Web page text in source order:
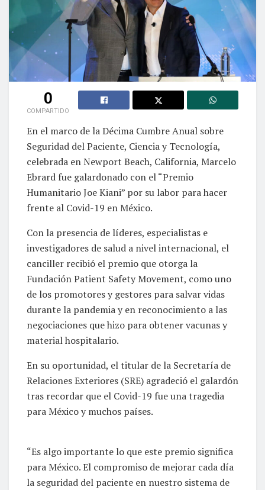
0
COMPARTIDO
En el marco de la Décima Cumbre Anual sobre
Seguridad del Paciente, Ciencia y Tecnología,
celebrada en Newport Beach, California, Marcelo
Ebrard fue galardonado con el “Premio
Humanitario Joe Kiani” por su labor para hacer
frente al Covid-19 en México.
Con la presencia de líderes, especialistas e
investigadores de salud a nivel internacional, el
canciller recibió el premio que otorga la
Fundación Patient Safety Movement, como uno
de los promotores y gestores para salvar vidas
durante la pandemia y en reconocimiento a las
negociaciones que hizo para obtener vacunas y
material hospitalario.
En su oportunidad, el titular de la Secretaría de
Relaciones Exteriores (SRE) agradeció el galardón
tras recordar que el Covid-19 fue una tragedia
para México y muchos países.
“Es algo importante lo que este premio significa
para México. El compromiso de mejorar cada día
la seguridad del paciente en nuestro sistema de